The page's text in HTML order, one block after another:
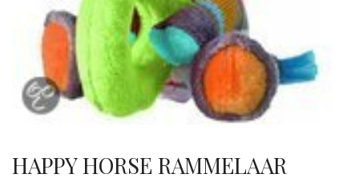
HAPPY HORSE RAMMELAAR